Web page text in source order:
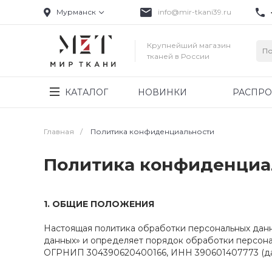
Мурманск info@mir-tkani39.ru
Крупнейший магазин
тканей в России
КАТАЛОГ НОВИНКИ
Главная / Политика конфиденциальности
Политика
1. ОБЩИЕ ПОЛОЖЕНИЯ
Настоящая политика обработки персональных
данных» и определяет порядок обработки
ОГРНИП 304390620400166, ИНН 390601407773